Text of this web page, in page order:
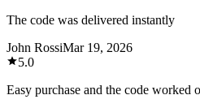
The code was delivered instantly
John RossiMar 19, 2026
5.0
Easy purchase and the code worked